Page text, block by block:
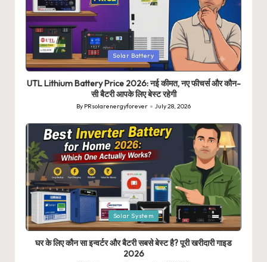
Posted
in
Solar Battery
UTL Lithium Battery Price 2026: नई कीमत, नए फीचर्स और कौन-
सी बैटरी आपके लिए बेस्ट रहेगी
Posted
by
By PRsolarenergyforever July 28, 2026
Posted
in
Solar System
घर के लिए कौन सा इन्वर्टर और बैटरी सबसे बेस्ट है? पूरी खरीदारी गाइड
2026